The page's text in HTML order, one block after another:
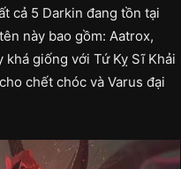
cả 5 Darkin đang tồn tại
này bao gồm: Aatrox,
khá giống với Tứ Kỵ Sĩ Khải
chết chóc và Varus đại